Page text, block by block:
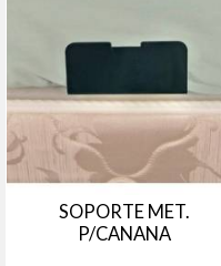
SOPORTE MET.
P/CANANA